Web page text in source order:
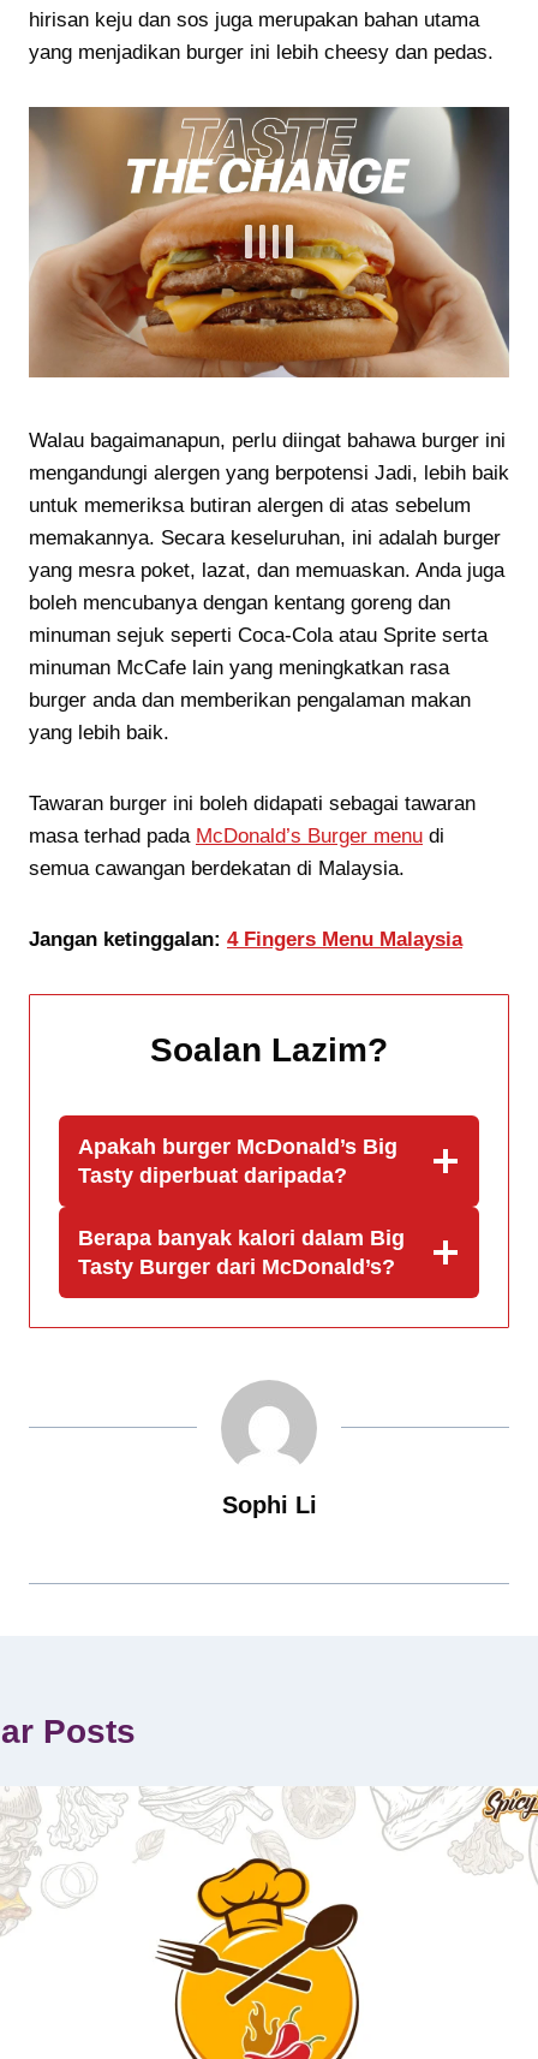
hirisan keju dan sos juga merupakan bahan utama
yang menjadikan burger ini lebih cheesy dan pedas.
Walau bagaimanapun, perlu diingat bahawa burger ini
mengandungi alergen yang berpotensi Jadi, lebih baik
untuk memeriksa butiran alergen di atas sebelum
memakannya. Secara keseluruhan, ini adalah burger
yang mesra poket, lazat, dan memuaskan. Anda juga
boleh mencubanya dengan kentang goreng dan
minuman sejuk seperti Coca-Cola atau Sprite serta
minuman McCafe lain yang meningkatkan rasa
burger anda dan memberikan pengalaman makan
yang lebih baik.
Tawaran burger ini boleh didapati sebagai tawaran
masa terhad pada McDonald’s Burger menu di
semua cawangan berdekatan di Malaysia.
Jangan ketinggalan: 4 Fingers Menu Malaysia
Soalan Lazim?
Apakah burger McDonald’s Big
Tasty diperbuat daripada?
Berapa banyak kalori dalam Big
Tasty Burger dari McDonald’s?
Sophi Li
Posts